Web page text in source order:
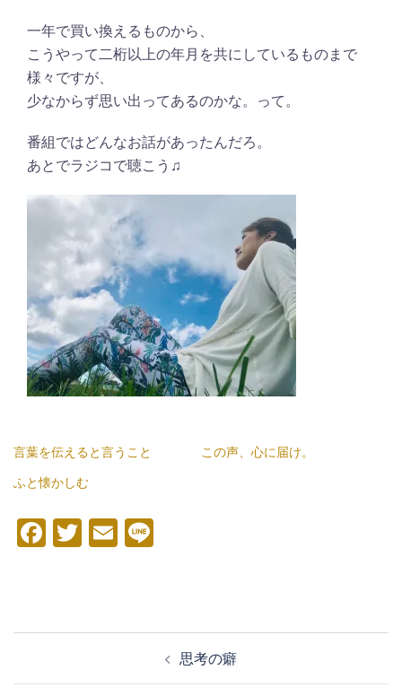
一年で買い換えるものから、
こうやって二桁以上の年月を共にしているものまで
様々ですが、
少なからず思い出ってあるのかな。って。
番組ではどんなお話があったんだろ。
あとでラジコで聴こう♫
言葉を伝えると言うこと
この声、心に届け。
ふと懐かしむ
Facebook
Twitter
Email
思考の癖